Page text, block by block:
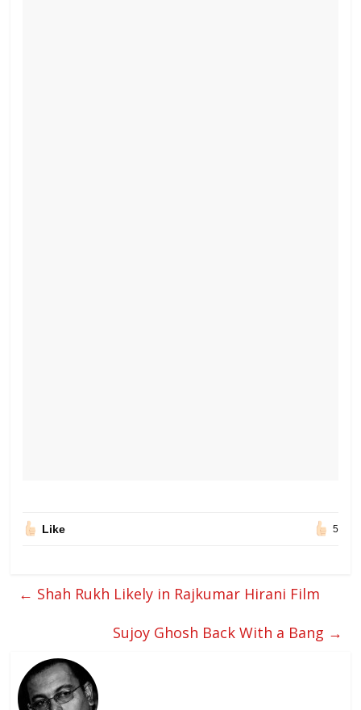
Like 5
← Shah Rukh Likely in Rajkumar Hirani Film
Sujoy Ghosh Back With a Bang →